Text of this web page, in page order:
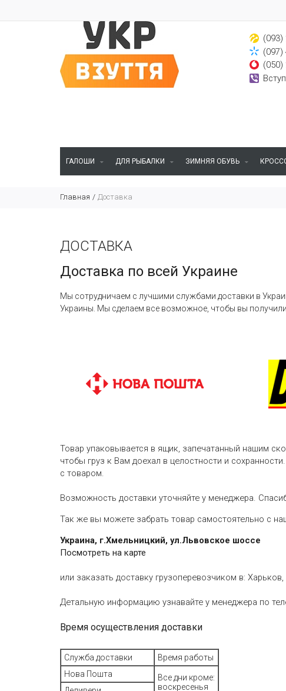
(093)
(097)
(050)
ГАЛОШИ ДЛЯ РЫБАЛКИ ЗИМНЯЯ ОБУВЬ
Главная Доставка
ДОСТАВКА
Доставка по всей Украине
Мы сотрудничаем с лучшими службами доставки в
Украины. Мы сделаем все возможное, чтобы вы
Товар упаковывается в ящик, запечатанный нашим
чтобы груз к Вам доехал в целостности и
с товаром.
Возможность доставки уточняйте у менеджера.
Так же вы можете забрать товар самостоятельно с
Украина, г.Хмельницкий, ул.Львовское шоссе
Посмотреть на карте
или заказать доставку грузоперевозчиком в:
Детальную информацию узнавайте у менеджера по
Время осуществления доставки
Служба доставки
Время работы
Нова Пошта
Все дни кроме:
воскресенья